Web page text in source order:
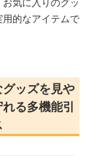
的なアイテムで
ッズを見や
る多機能引